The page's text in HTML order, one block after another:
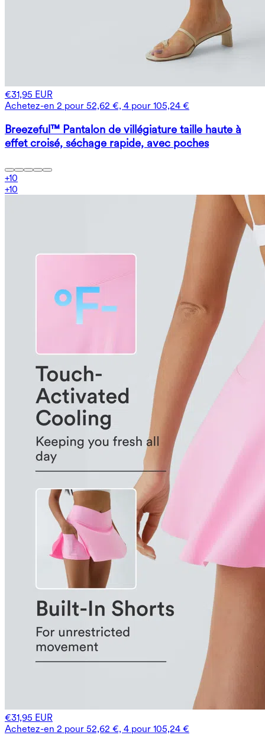
€31,95 EUR
Achetez-en 2 pour 52,62 €, 4 pour 105,24 €
Breezeful™ Pantalon de villégiature taille haute à
effet croisé, séchage rapide, avec poches
+10
+10
€31,95 EUR
Achetez-en 2 pour 52,62 €, 4 pour 105,24 €